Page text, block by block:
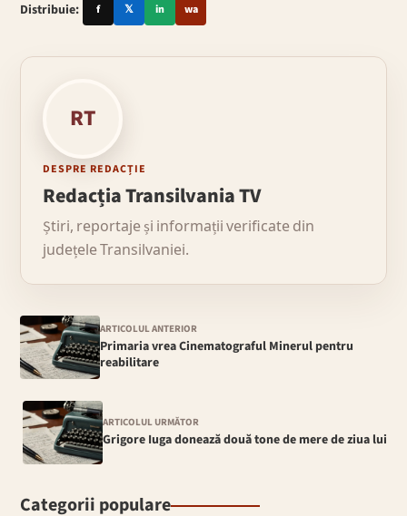
Distribuie:
f 𝕏 in wa
RT
DESPRE REDACȚIE
Redacția Transilvania TV
Știri, reportaje și informații verificate din
județele Transilvaniei.
ARTICOLUL ANTERIOR
Primaria vrea Cinematograful Minerul pentru
reabilitare
ARTICOLUL URMĂTOR
Grigore Iuga donează două tone de mere de ziua lui
Categorii populare